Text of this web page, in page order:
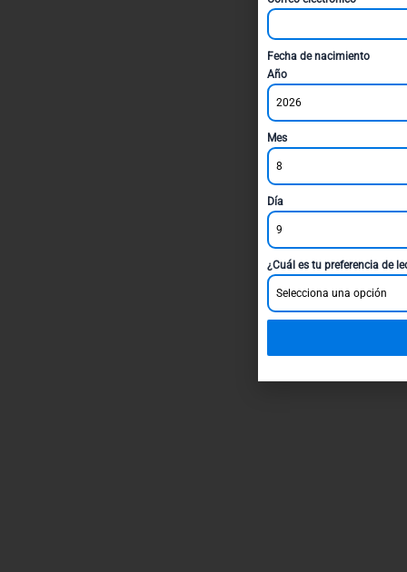
Fecha de nacimiento
Año
2026
Mes
8
Día
9
¿Cuál es tu preferencia de
Selecciona una opción